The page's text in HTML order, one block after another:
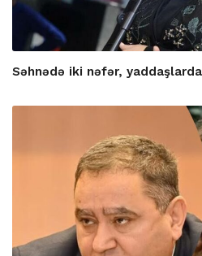
Səhnədə iki nəfər,